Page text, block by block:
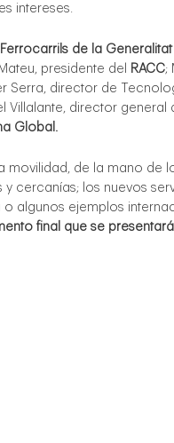
intereses.
Ferrocarrils de la
presidente del RACC;
Serra, director de
Villalante, director general
Global.
de la mano de
cercanías; los nuevos
algunos ejemplos
final que se